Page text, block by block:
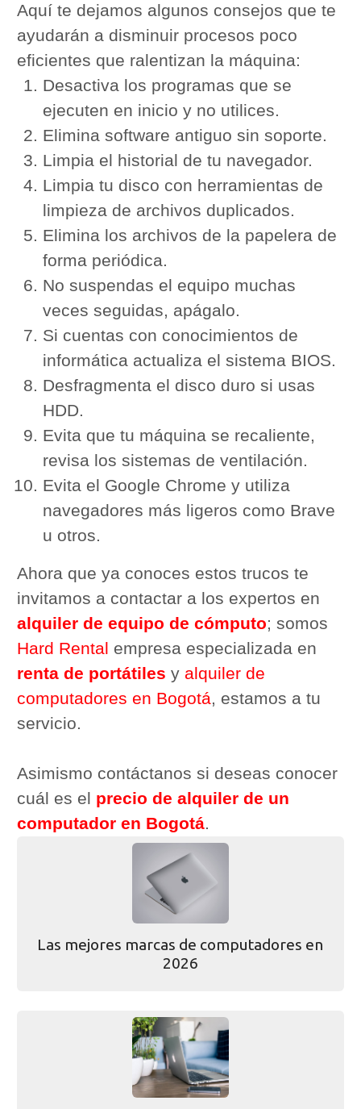
Aquí te dejamos algunos consejos que te
ayudarán a disminuir procesos poco
eficientes que ralentizan la máquina:
Desactiva los programas que se
ejecuten en inicio y no utilices.
Elimina software antiguo sin soporte.
Limpia el historial de tu navegador.
Limpia tu disco con herramientas de
limpieza de archivos duplicados.
Elimina los archivos de la papelera de
forma periódica.
No suspendas el equipo muchas
veces seguidas, apágalo.
Si cuentas con conocimientos de
informática actualiza el sistema BIOS.
Desfragmenta el disco duro si usas
HDD.
Evita que tu máquina se recaliente,
revisa los sistemas de ventilación.
Evita el Google Chrome y utiliza
navegadores más ligeros como Brave
u otros.
Ahora que ya conoces estos trucos te
invitamos a contactar a los expertos en
alquiler de equipo de cómputo; somos
Hard Rental empresa especializada en
renta de portátiles y alquiler de
computadores en Bogotá, estamos a tu
servicio.
Asimismo contáctanos si deseas conocer
cuál es el precio de alquiler de un
computador en Bogotá.
Las mejores marcas de computadores en
2026